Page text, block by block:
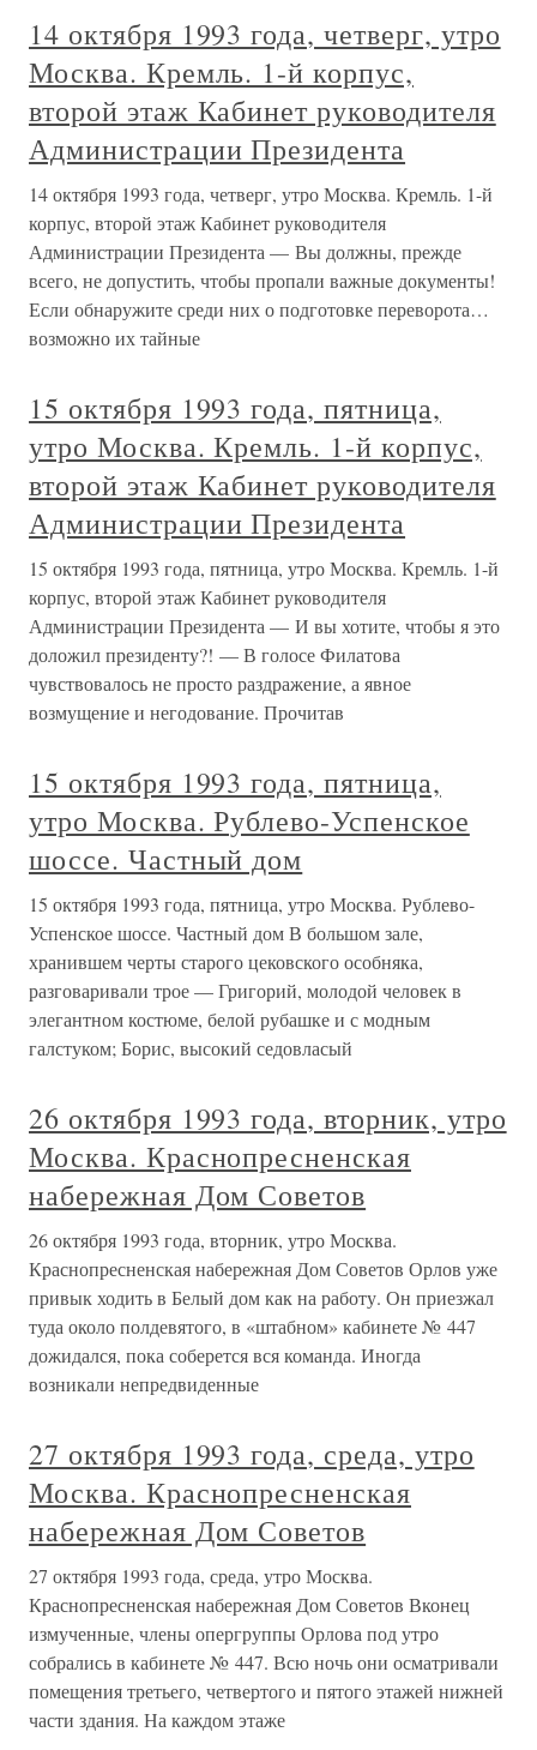
14 октября 1993 года, четверг, утро
Москва. Кремль. 1-й корпус,
второй этаж Кабинет руководителя
Администрации Президента
14 октября 1993 года, четверг, утро Москва. Кремль. 1-й
корпус, второй этаж Кабинет руководителя
Администрации Президента — Вы должны, прежде
всего, не допустить, чтобы пропали важные документы!
Если обнаружите среди них о подготовке переворота…
возможно их тайные
15 октября 1993 года, пятница,
утро Москва. Кремль. 1-й корпус,
второй этаж Кабинет руководителя
Администрации Президента
15 октября 1993 года, пятница, утро Москва. Кремль. 1-й
корпус, второй этаж Кабинет руководителя
Администрации Президента — И вы хотите, чтобы я это
доложил президенту?! — В голосе Филатова
чувствовалось не просто раздражение, а явное
возмущение и негодование. Прочитав
15 октября 1993 года, пятница,
утро Москва. Рублево-Успенское
шоссе. Частный дом
15 октября 1993 года, пятница, утро Москва. Рублево-
Успенское шоссе. Частный дом В большом зале,
хранившем черты старого цековского особняка,
разговаривали трое — Григорий, молодой человек в
элегантном костюме, белой рубашке и с модным
галстуком; Борис, высокий седовласый
26 октября 1993 года, вторник, утро
Москва. Краснопресненская
набережная Дом Советов
26 октября 1993 года, вторник, утро Москва.
Краснопресненская набережная Дом Советов Орлов уже
привык ходить в Белый дом как на работу. Он приезжал
туда около полдевятого, в «штабном» кабинете № 447
дожидался, пока соберется вся команда. Иногда
возникали непредвиденные
27 октября 1993 года, среда, утро
Москва. Краснопресненская
набережная Дом Советов
27 октября 1993 года, среда, утро Москва.
Краснопресненская набережная Дом Советов Вконец
измученные, члены опергруппы Орлова под утро
собрались в кабинете № 447. Всю ночь они осматривали
помещения третьего, четвертого и пятого этажей нижней
части здания. На каждом этаже